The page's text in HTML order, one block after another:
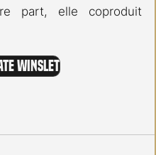
part, elle coproduit
Winslet